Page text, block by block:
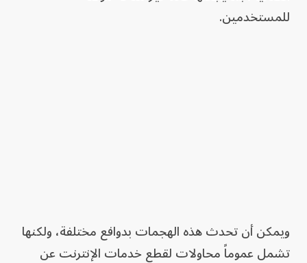
للمستخدمين.
ويمكن أن تحدث هذه الهجمات بدوافع مختلفة، ولكنها
تشمل عموماً محاولات لقطع خدمات الإنترنت عن